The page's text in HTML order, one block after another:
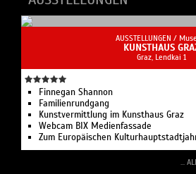
...
LITERATUR+SPRACHE
ROBERT MUSIL LITERATUR-
Ausstellungen und Veranstaltungen
Ingeborg-Bachmann-Preises